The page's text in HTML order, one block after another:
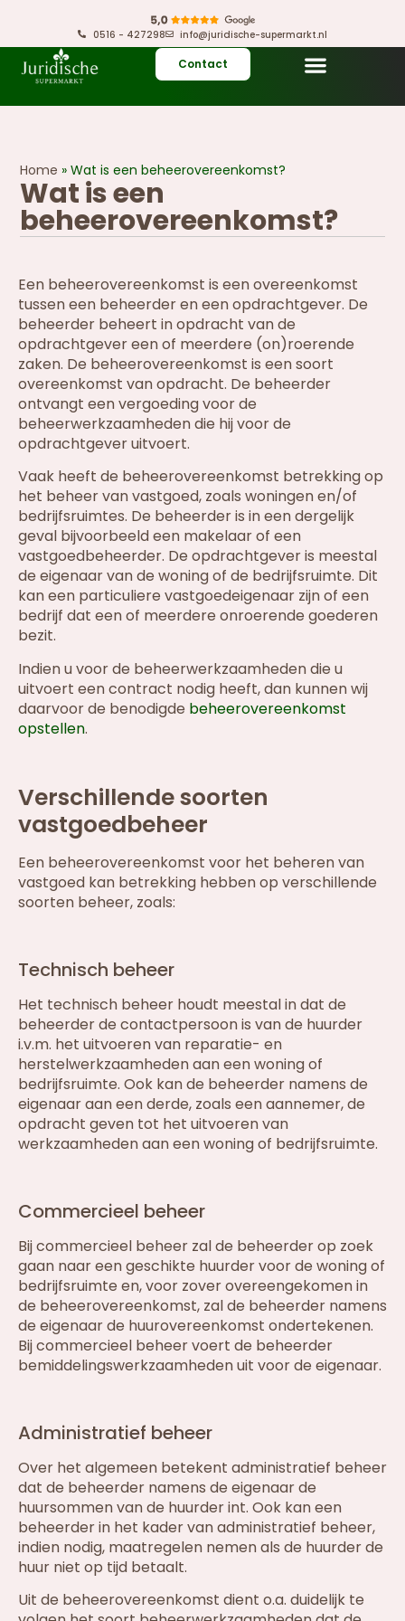
0516 - 427298 info@juridische-supermarkt.nl
Contact
Home »Wat is een beheerovereenkomst?
Wat is een
beheerovereenkomst?
Een beheerovereenkomst is een overeenkomst
tussen een beheerder en een opdrachtgever. De
beheerder beheert in opdracht van de
opdrachtgever een of meerdere (on)roerende
zaken. De beheerovereenkomst is een soort
overeenkomst van opdracht. De beheerder
ontvangt een vergoeding voor de
beheerwerkzaamheden die hij voor de
opdrachtgever uitvoert.
Vaak heeft de beheerovereenkomst betrekking op
het beheer van vastgoed, zoals woningen en/of
bedrijfsruimtes. De beheerder is in een dergelijk
geval bijvoorbeeld een makelaar of een
vastgoedbeheerder. De opdrachtgever is meestal
de eigenaar van de woning of de bedrijfsruimte. Dit
kan een particuliere vastgoedeigenaar zijn of een
bedrijf dat een of meerdere onroerende goederen
bezit.
Indien u voor de beheerwerkzaamheden die u
uitvoert een contract nodig heeft, dan kunnen wij
daarvoor de benodigde beheerovereenkomst
opstellen.
Verschillende soorten
vastgoedbeheer
Een beheerovereenkomst voor het beheren van
vastgoed kan betrekking hebben op verschillende
soorten beheer, zoals:
Technisch beheer
Het technisch beheer houdt meestal in dat de
beheerder de contactpersoon is van de huurder
i.v.m. het uitvoeren van reparatie- en
herstelwerkzaamheden aan een woning of
bedrijfsruimte. Ook kan de beheerder namens de
eigenaar aan een derde, zoals een aannemer, de
opdracht geven tot het uitvoeren van
werkzaamheden aan een woning of bedrijfsruimte.
Commercieel beheer
Bij commercieel beheer zal de beheerder op zoek
gaan naar een geschikte huurder voor de woning of
bedrijfsruimte en, voor zover overeengekomen in
de beheerovereenkomst, zal de beheerder namens
de eigenaar de huurovereenkomst ondertekenen.
Bij commercieel beheer voert de beheerder
bemiddelingswerkzaamheden uit voor de eigenaar.
Administratief beheer
Over het algemeen betekent administratief beheer
dat de beheerder namens de eigenaar de
huursommen van de huurder int. Ook kan een
beheerder in het kader van administratief beheer,
indien nodig, maatregelen nemen als de huurder de
huur niet op tijd betaalt.
Uit de beheerovereenkomst dient o.a. duidelijk te